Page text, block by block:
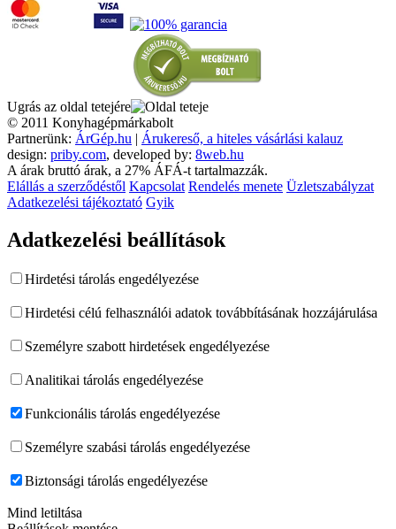
Ugrás az oldal tetejére
© 2011 Konyhagépmárkabolt
Partnerünk: ÁrGép.hu | Árukereső, a hiteles vásárlási kalauz
design: priby.com, developed by: 8web.hu
A árak bruttó árak, a 27% ÁFÁ-t tartalmazzák.
Elállás a szerződéstől Kapcsolat Rendelés menete Üzletszabályzat
Adatkezelési tájékoztató Gyik
Adatkezelési beállítások
Hirdetési tárolás engedélyezése
Hirdetési célú felhasználói adatok továbbításának hozzájárulása
Személyre szabott hirdetések engedélyezése
Analitikai tárolás engedélyezése
Funkcionális tárolás engedélyezése
Személyre szabási tárolás engedélyezése
Biztonsági tárolás engedélyezése
Mind letiltása